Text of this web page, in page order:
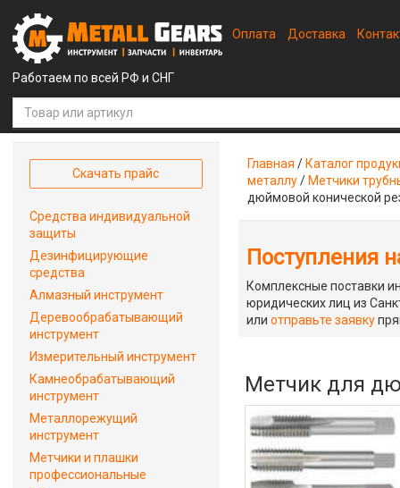
Работаем по всей РФ и СНГ
Оплата Доставка
Главная / Каталог
металлу/ Метчики
дюймовой конической
Поступления
Комплексные поставки
юридических лиц из
илиотправьте заявку
Метчик для
Скачать прайс
Средства индивидуальной
защиты
Дезинфицирующие
средства
Алмазный инструмент
Деревообрабатывающий
инструмент
Измерительный инструмент
Камнеобрабатывающий
инструмент
Металлорежущий
инструмент
Метчики и плашки
профессиональные